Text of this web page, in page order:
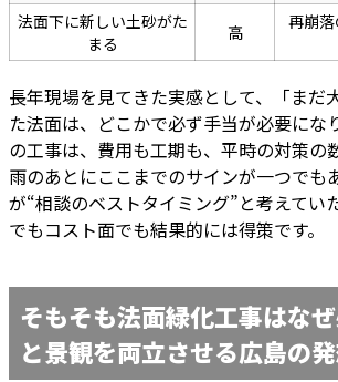
法面下に新しい土砂がた
まる
高
再崩
長年現場を見てきた実感として、「まだ
た法面は、どこかで必ず手当が必要にな
の工事は、費用も工期も、平時の対策の
雨のあとにここまでのサインが一つでも
が“相談のベストタイミング”と考えてい
でもコスト面でも結果的には得策です。
そもそも法面緑化工事はな
と景観を両立させる広島の